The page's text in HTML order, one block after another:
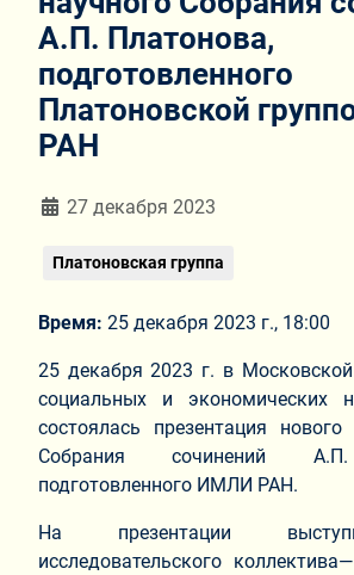
А.П. Платонова,
подготовленного
Платоновской
РАН
Информация о материале
27 декабря 2023
Платоновская группа
Время: 25 декабря 2023 г., 18:00
25 декабря 2023 г. в
социальных и экономических
состоялась презентация
Собрания сочинений
подготовленного ИМЛИ РАН.
На презентации
исследовательского